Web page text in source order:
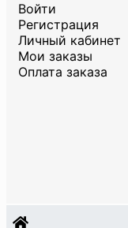
Войти
Регистрация
Личный кабинет
Мои заказы
Оплата заказа